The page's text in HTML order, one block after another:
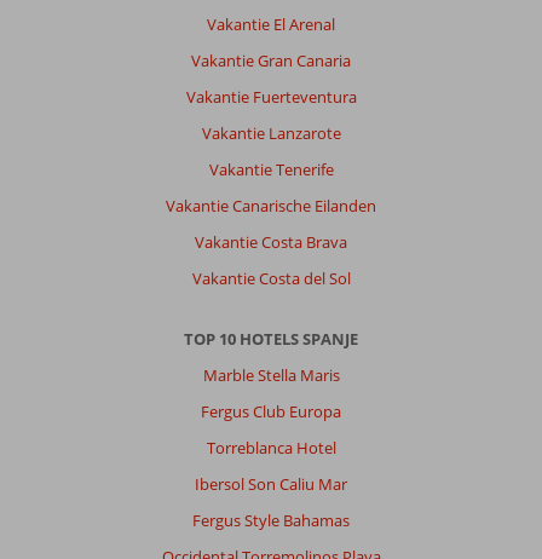
Vakantie El Arenal
Vakantie Gran Canaria
Vakantie Fuerteventura
Vakantie Lanzarote
Vakantie Tenerife
Vakantie Canarische Eilanden
Vakantie Costa Brava
Vakantie Costa del Sol
TOP 10 HOTELS SPANJE
Marble Stella Maris
Fergus Club Europa
Torreblanca Hotel
Ibersol Son Caliu Mar
Fergus Style Bahamas